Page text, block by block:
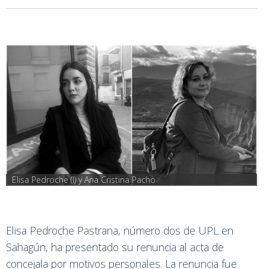
Elisa Pedroche (I) y Ana Cristina Pacho
Elisa Pedroche Pastrana, número dos de UPL en
Sahagún, ha presentado su renuncia al acta de
concejala por motivos personales. La renuncia fue